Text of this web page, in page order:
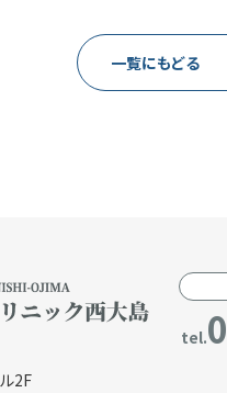
一覧にもどる
2F
tel.